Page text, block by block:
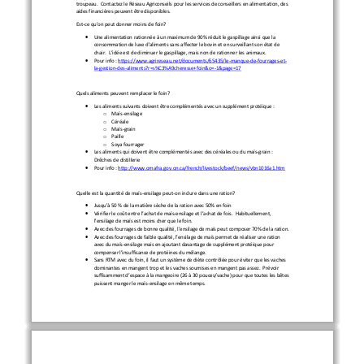
troupeau.
Contactez le Réseau Agriconseils pour les services de conseillers en alimentation, des
aides financières peuvent être disponibles.
Est-ce qu’on peut donner moins de foin?
 Une alimentation rationnée à un maximum de 90% réduit le gaspillage ainsi que la
consommation de luxe d'aliments sans affecter le bovin et en surveillant son état de
chair.  L’idée est de diminuer le gaspillage mais non de rationner les animaux.

Pour info : https://www.agrireseau.net/documents/65435/le-manque-de-fourrages-et-
la-gestion-des-aliments?r=s%C3%A9cheresse+foin&o=-1&page=17
Quels aliments peuvent remplacer le foin?
 Les aliments suivants doivent être complémentés avec un supplément protéique :
o Maïs-ensilage
o Céréale
o Maïs-grain
o Paille
o
Soya fourrager

Les aliments qui doivent être complémentés avec des céréales ou du maïs-grain :
Drêches de distillerie

Pour info : http://www.omafra.gov.on.ca/french/livestock/beef/news/vbn1016a1.htm
Quelle est la quantité de maïs-ensilage peut-on inclure dans une ration?
 Jusqu'à 50 % de la matière sèche de la ration avec 50% en foin

Vérifier le coût entre l’achat de maïs-ensilage et l’achat de fois.  Habituellement,
l'ensilage de maïs est moins cher que le foin.

Avec des fourrages de bonne qualité, l’ensilage de maïs peut composer 70% de la ration.

Avec des fourrages de faible qualité, l’ensilage de maïs permet de réaliser une ration
avec du maïs-ensilage mais en ajoutant davantage de supplément protéique pour
compenser l'insuffisance de protéines du mélange.

Sans RTM avec du foin, il faut un système de diète contrôlée pour éviter que les vaches
dominantes en mangent trop et les vaches soumises en mangent pas assez.  Prévoir
suffisamment d’espace à la mangeoire (26 à 30 pouces/vache) pour que toutes les bêtes
puissent manger le maïs-ensilage en même temps.